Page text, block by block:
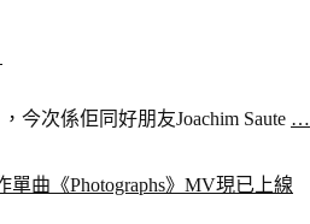
今次係佢同好朋友Joachim Saute …
單曲《Photographs》MV現已上線